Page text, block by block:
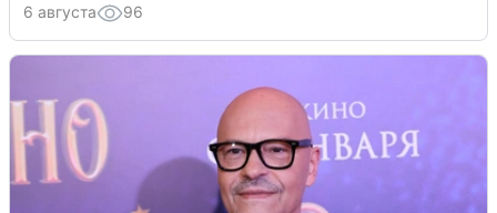
6 августа 96